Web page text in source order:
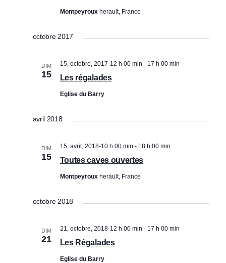
o
u
n
Montpeyroux herault, France
octobre 2017
DIM
15 Les régalades
15, octobre, 2017-12 h 00 min - 17 h 00 min
Eglise du Barry
avril 2018
DIM
15 Toutes caves ouvertes
15, avril, 2018-10 h 00 min - 18 h 00 min
Montpeyroux herault, France
octobre 2018
DIM
21 Les Régalades
21, octobre, 2018-12 h 00 min - 17 h 00 min
Eglise du Barry